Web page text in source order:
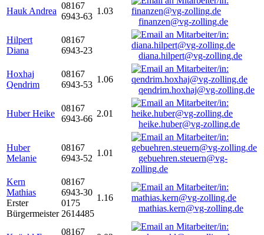
Hauk Andrea
08167
6943-63
1.03
finanzen@vg-zolling.de
Hilpert
Diana
08167
6943-23
diana.hilpert@vg-zolling.de
Hoxhaj
Qendrim
08167
6943-53
1.06
qendrim.hoxhaj@vg-zolling.de
Huber Heike
08167
6943-66
2.01
heike.huber@vg-zolling.de
Huber
Melanie
08167
6943-52
1.01
gebuehren.steuern@vg-
zolling.de
Kern
Mathias
Erster
Bürgermeister
08167
6943-30
0175
2614485
1.16
mathias.kern@vg-zolling.de
08167